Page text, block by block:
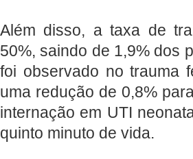
Além disso, a taxa de
50%, saindo de 1,9% dos
foi observado no trauma
uma redução de 0,8%
internação em UTI
quinto minuto de vida.